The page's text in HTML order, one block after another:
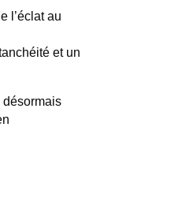
l’éclat au
et un